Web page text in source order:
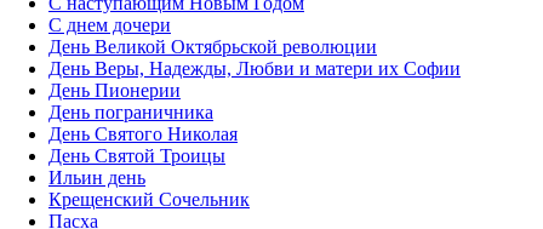
C днем дочери
День Великой Октябрьской революции
День Веры, Надежды, Любви и матери их Софии
День Пионерии
День пограничника
День Святого Николая
День Святой Троицы
Ильин день
Крещенский Сочельник
Пасха